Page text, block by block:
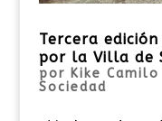
Tercera
por la Villa de
por Kike
Sociedad